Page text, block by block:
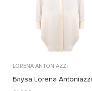
LORENA ANTONIAZZI
Блуза Lorena Antoniazzi